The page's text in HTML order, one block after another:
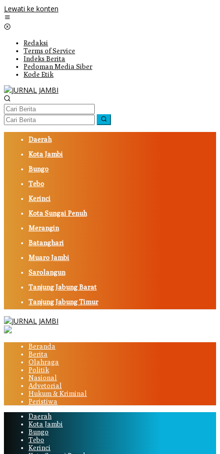
Lewati ke konten
Redaksi
Terms of Service
Indeks Berita
Pedoman Media Siber
Kode Etik
Daerah
Kota Jambi
Bungo
Tebo
Kerinci
Kota Sungai Penuh
Merangin
Batanghari
Muaro Jambi
Sarolangun
Tanjung Jabung Barat
Tanjung Jabung Timur
Beranda
Berita
Olahraga
Politik
Nasional
Advetorial
Hukum & Kriminal
Peristiwa
Daerah
Kota Jambi
Bungo
Tebo
Kerinci